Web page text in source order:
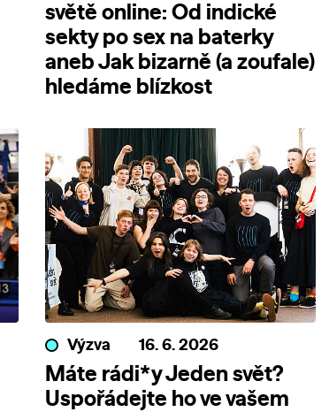
světě online: Od indické
sekty po sex na baterky
aneb Jak bizarně (a zoufale)
hledáme blízkost
Výzva 16. 6. 2026
Máte rádi*y Jeden svět?
Uspořádejte ho ve vašem